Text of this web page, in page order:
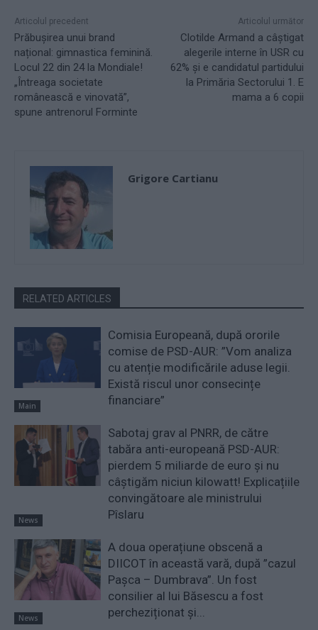
Articolul precedent
Prăbușirea unui brand
național: gimnastica feminină.
Locul 22 din 24 la Mondiale!
„Întreaga societate
românească e vinovată”,
spune antrenorul Forminte
Articolul următor
Clotilde Armand a câștigat
alegerile interne în USR cu
62% și e candidatul partidului
la Primăria Sectorului 1. E
mama a 6 copii
Grigore Cartianu
RELATED ARTICLES
Main
Comisia Europeană, după ororile
comise de PSD-AUR: ”Vom analiza
cu atenție modificările aduse legii.
Există riscul unor consecințe
financiare”
News
Sabotaj grav al PNRR, de către
tabăra anti-europeană PSD-AUR:
pierdem 5 miliarde de euro și nu
câștigăm niciun kilowatt! Explicațiile
convingătoare ale ministrului
Pîslaru
News
A doua operațiune obscenă a
DIICOT în această vară, după ”cazul
Pașca – Dumbrava”. Un fost
consilier al lui Băsescu a fost
percheziționat și...